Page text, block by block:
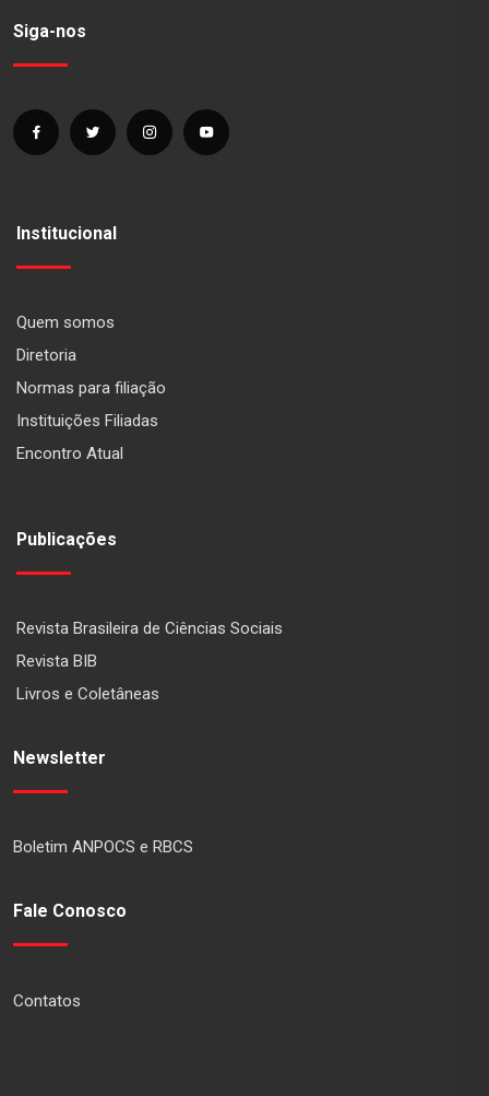
Siga-nos
Institucional
Quem somos
Diretoria
Normas para filiação
Instituições Filiadas
Encontro Atual
Publicações
Revista Brasileira de Ciências Sociais
Revista BIB
Livros e Coletâneas
Newsletter
Boletim ANPOCS e RBCS
Fale Conosco
Contatos